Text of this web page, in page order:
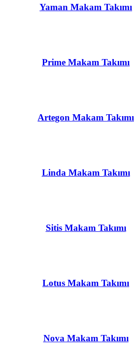
Yaman Makam Takımı
Prime Makam Takımı
Artegon Makam Takımı
Linda Makam Takımı
Sitis Makam Takımı
Lotus Makam Takımı
Nova Makam Takımı